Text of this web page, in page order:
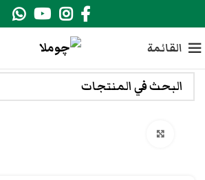
القائمة